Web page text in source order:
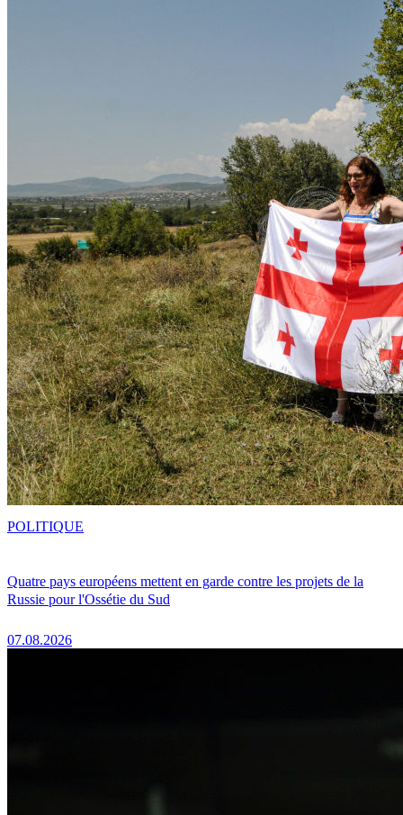
Quatre pays européens mettent en garde contre les projets de la
Russie pour l'Ossétie du Sud
07.08.2026
POLITIQUE